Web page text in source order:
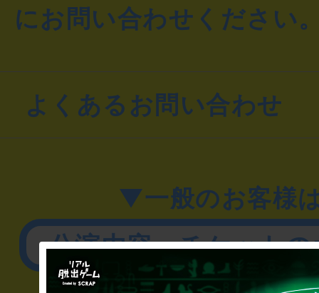
にお問い合わせください
よくあるお問い合わせ
▼一般のお客様
公演内容、チケット